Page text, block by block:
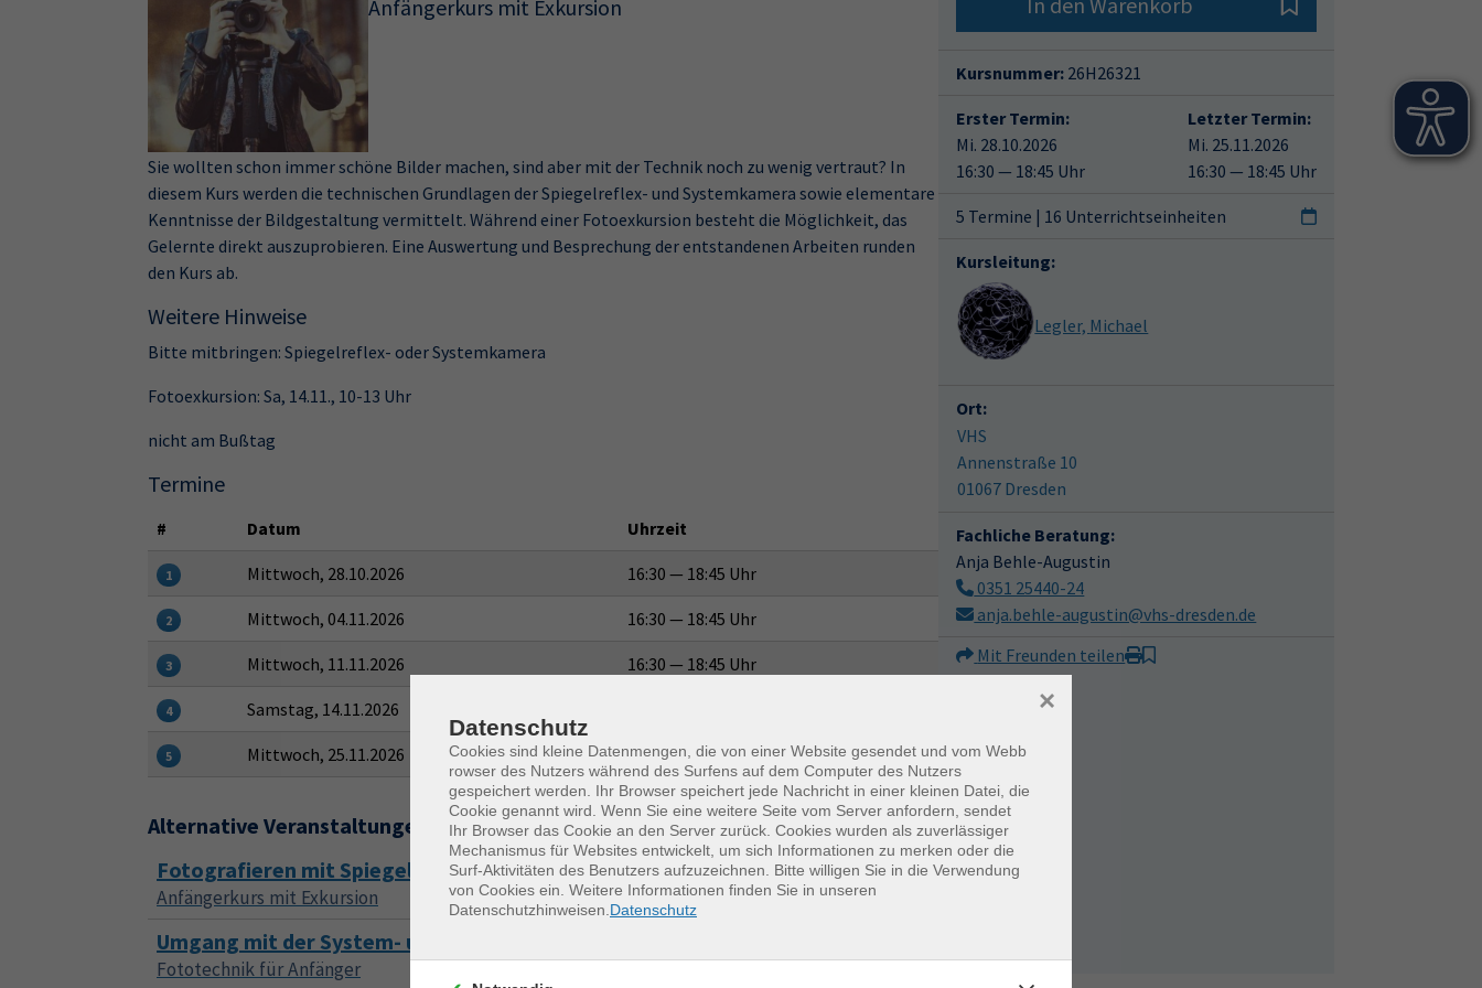
Anfängerkurs mit Exkursion
Sie wollten schon immer schöne Bilder machen, sind aber mit der Technik noch zu wenig vertraut? In
diesem Kurs werden die technischen Grundlagen der Spiegelreflex- und Systemkamera sowie elementare
Kenntnisse der Bildgestaltung vermittelt. Während einer Fotoexkursion besteht die Möglichkeit, das
Gelernte direkt auszuprobieren. Eine Auswertung und Besprechung der entstandenen Arbeiten runden
den Kurs ab.
Weitere Hinweise
Bitte mitbringen: Spiegelreflex- oder Systemkamera
Fotoexkursion: Sa, 14.11., 10-13 Uhr
nicht am Bußtag
Termine
# Datum Uhrzeit
1 Mittwoch, 28.10.2026 16:30 — 18:45 Uhr
2 Mittwoch, 04.11.2026 16:30 — 18:45 Uhr
3 Mittwoch, 11.11.2026 16:30 — 18:45 Uhr
4 Samstag, 14.11.2026
5 Mittwoch, 25.11.2026 16:30 — 18:45 Uhr
Alternative Veranstaltungen
Fotografieren mit Spiegelreflex- und Systemkamera
Anfängerkurs mit Exkursion
06.01.2027—27.01.2027
5x | 19:00 — 21:15 Uhr
Umgang mit der System- und Spiegelreflexkamera
Fototechnik für Anfänger
1x | 10:00 — 16:30 Uhr
Kursnummer: 26H26321
Erster Termin:
Mi. 28.10.2026
16:30 — 18:45 Uhr
Letzter Termin:
Mi. 25.11.2026
16:30 — 18:45 Uhr
5 Termine | 16 Unterrichtseinheiten
Kursleitung:
Legler, Michael
Ort:
VHS
Annenstraße 10
01067 Dresden
Fachliche Beratung:
Anja Behle-Augustin
0351 25440-24
anja.behle-augustin@vhs-dresden.de
Mit Freunden teilen
Datenschutz
Cookies sind kleine Datenmengen, die von einer Website gesendet und vom Webb
rowser des Nutzers während des Surfens auf dem Computer des Nutzers
gespeichert werden. Ihr Browser speichert jede Nachricht in einer kleinen Datei, die
Cookie genannt wird. Wenn Sie eine weitere Seite vom Server anfordern, sendet
Ihr Browser das Cookie an den Server zurück. Cookies wurden als zuverlässiger
Mechanismus für Websites entwickelt, um sich Informationen zu merken oder die
Surf-Aktivitäten des Benutzers aufzuzeichnen. Bitte willigen Sie in die Verwendung
von Cookies ein. Weitere Informationen finden Sie in unseren
Datenschutzhinweisen. Datenschutz
×